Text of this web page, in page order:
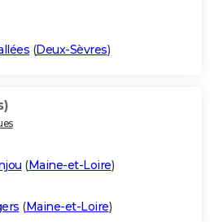
(Deux-Sèvres)
(Maine-et-Loire)
(Maine-et-Loire)